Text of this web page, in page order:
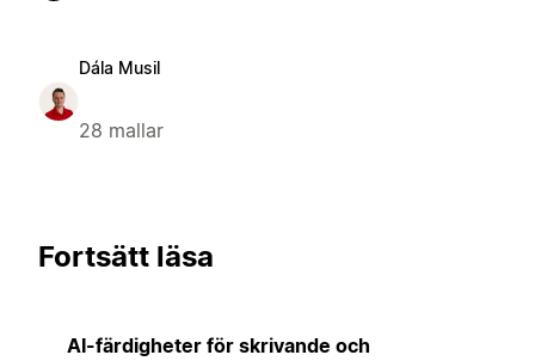
Dála Musil
28 mallar
Fortsätt läsa
AI-färdigheter för skrivande och